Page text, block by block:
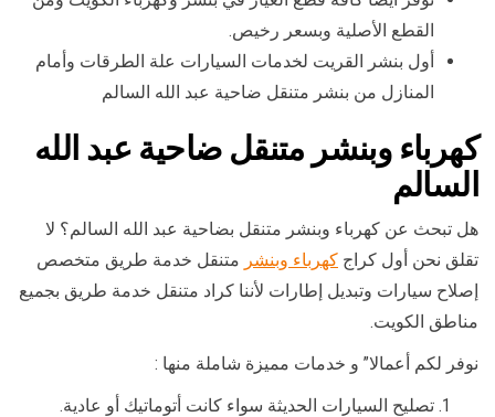
القطع الأصلية وبسعر رخيص.
أول بنشر القريت لخدمات السيارات علة الطرقات وأمام
المنازل من بنشر متنقل ضاحية عبد الله السالم
كهرباء وبنشر متنقل ضاحية عبد الله
السالم
هل تبحث عن كهرباء وبنشر متنقل بضاحية عبد الله السالم؟ لا
تقلق نحن أول كراج كهرباء وبنشر متنقل خدمة طريق متخصص
إصلاح سيارات وتبديل إطارات لأننا كراد متنقل خدمة طريق بجميع
مناطق الكويت.
نوفر لكم أعمالا” و خدمات مميزة شاملة منها :
تصليح السيارات الحديثة سواء كانت أتوماتيك أو عادية.